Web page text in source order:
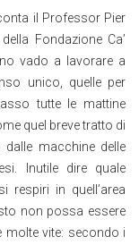
il Professor Pier
Fondazione Ca’
vado a lavorare a
unico, quelle per
tutte le mattine
quel breve tratto di
macchine delle
Inutile dire quale
respiri in quell’area
non possa essere
molte vite: secondo i